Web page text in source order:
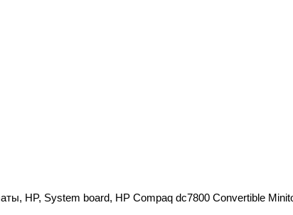
HP, System board, HP Compaq dc7800 Convertible